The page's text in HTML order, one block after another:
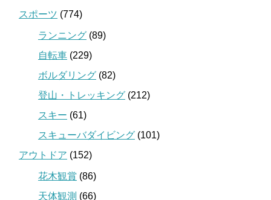
スポーツ (774)
ランニング (89)
自転車 (229)
ボルダリング (82)
登山・トレッキング (212)
スキー (61)
スキューバダイビング (101)
アウトドア (152)
花木観賞 (86)
天体観測 (66)